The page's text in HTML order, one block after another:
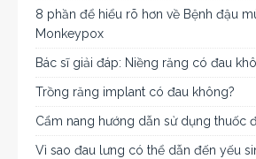
8 phần để hiểu rõ hơn về Bệnh đậu
Monkeypox
Bác sĩ giải đáp: Niềng răng có đau
Trồng răng implant có đau không?
Cẩm nang hướng dẫn sử dụng thuốc
Vì sao đau lưng có thể dẫn đến yếu